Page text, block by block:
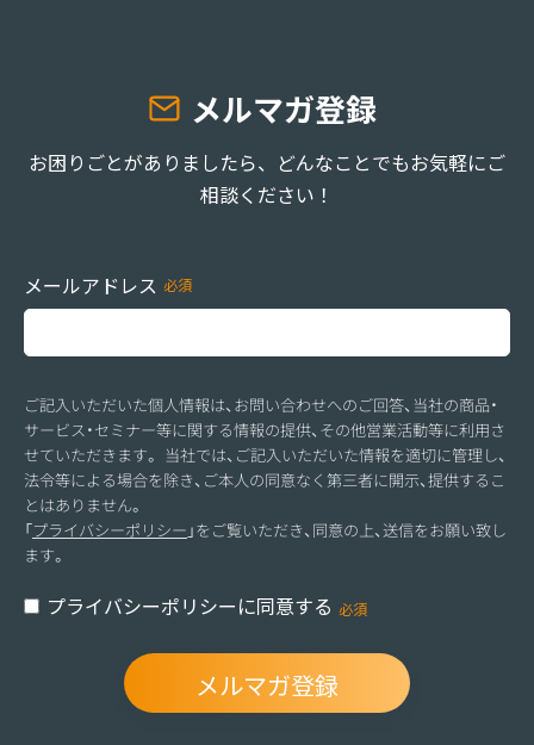
メルマガ登録
お困りごとがありましたら、どんなことでもお気軽にご
相談ください！
メールアドレス
ご記入いただいた個人情報は、お問い合わせへのご回答、当社の商品・
サービス・セミナー等に関する情報の提供、その他営業活動等に利用さ
せていただきます。 当社では、ご記入いただいた情報を適切に管理し、
法令等による場合を除き、ご本人の同意なく第三者に開示、提供するこ
とはありません。
「プライバシーポリシー 」をご覧いただき、同意の上、送信をお願い致し
ます。
プライバシーポリシーに同意する